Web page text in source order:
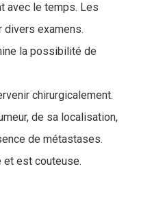
avec le temps. Les
examens.
la possibilité de
chirurgicalement.
de sa localisation,
de métastases.
et est couteuse.